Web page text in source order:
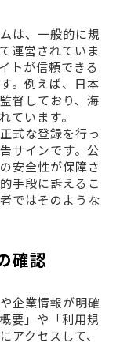
は、一般的に規
運営されていま
トが信頼できる
。例えば、日本
督しており、海
ています。
式な登録を行っ
サインです。公
安全性が保障さ
手段に訴えるこ
ではそのような
確認
企業情報が明確
要」や「利用規
アクセスして、